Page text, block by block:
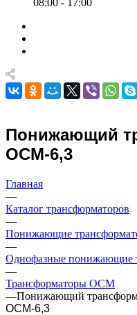
08:00 - 17:00
Понижающий
ОСМ-6,3
Главная
—
Каталог трансформаторов
—
Понижающие
—
Однофазные понижающие
—
Трансформаторы ОСМ
—Понижающий
ОСМ-6,3